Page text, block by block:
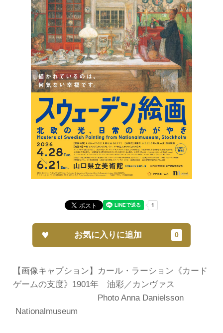
【画像キャプション】カール・ラーション《カード
ゲームの支度》1901年 油彩／カンヴァス
Photo Anna Danielsson
Nationalmuseum
お気に入りに追加